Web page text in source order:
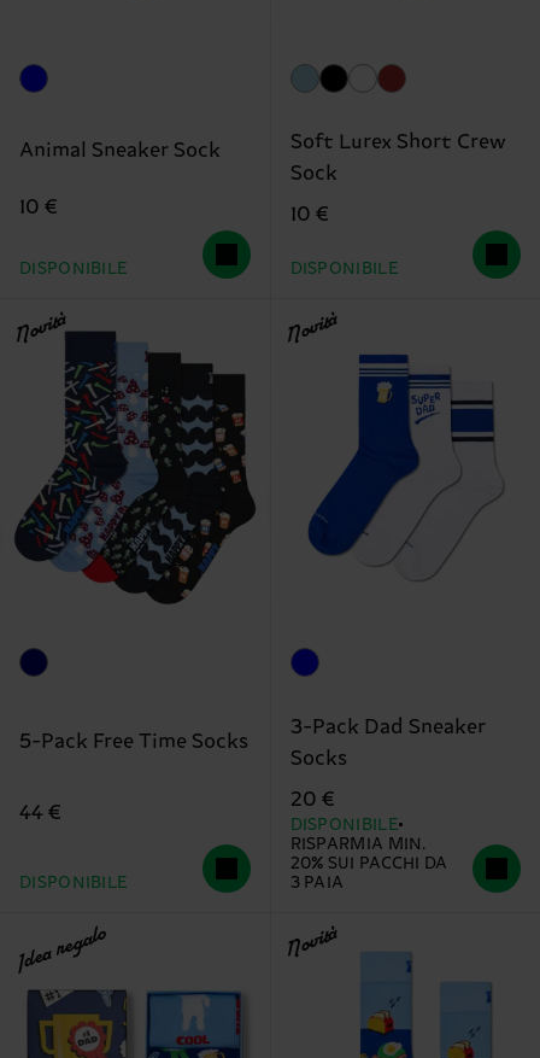
Animal Sneaker Sock
10 €
DISPONIBILE
Soft Lurex Short Crew
Sock
10 €
DISPONIBILE
Novità
5-Pack Free Time Socks
44 €
DISPONIBILE
Novità
3-Pack Dad Sneaker
Socks
20 €
DISPONIBILE
RISPARMIA MIN.
20% SUI PACCHI DA
3 PAIA
Idea regalo Novità